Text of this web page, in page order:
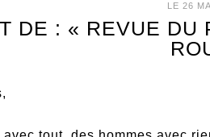
LE 26
DE : « REVUE DU